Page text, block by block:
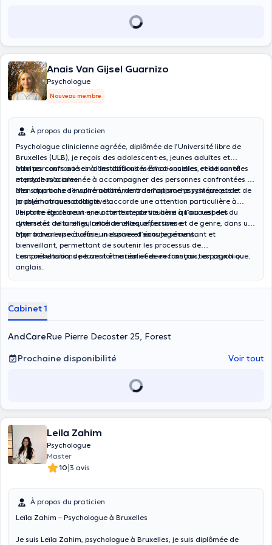
Anais Van Gijsel Guarnizo
Psychologue
Nouveau membre
À propos du praticien
Psychologue clinicienne agréée, diplômée de l’Université libre de
Bruxelles (ULB), je reçois des adolescent·es, jeunes adultes et
adultes confronté·es à des difficultés émotionnelles, relationnelles
et psychosociales.
Mon parcours au sein d’institutions médico-sociales et de santé
mentale m’a amenée à accompagner des personnes confrontées à
des situations de vulnérabilité, de traumatisme psychique et de
problématiques addictives.
Mon approche s’inspire notamment de l’approche systémique et de
la psychotraumatologie. J’accorde une attention particulière à
l’histoire de chacun·e, au contexte de vie ainsi qu’au respect du
rythme et de la singularité de chaque personne.
Je porte également une attention particulière à l’accueil des
diversités culturelles, relationnelles, affectives et de genre, dans une
approche respectueuse, inclusive et sans jugement.
Mon travail vise à offrir un espace d’écoute sécurisant et
bienveillant, permettant de soutenir les processus de
compréhension, de transformation et de reconstruction psychique.
Les consultations peuvent être réalisées en français, espagnol ou
anglais.
Cabinet 1
AndCareRue Pierre Decoster 25, Forest
Prochaine disponibilité
Voir tout
Leila Zahim
Psychologue
Master
10|3 avis
À propos du praticien
Leïla Zahim – Psychologue à Bruxelles
Je suis Leïla Zahim, psychologue à Bruxelles, je suis diplômée de